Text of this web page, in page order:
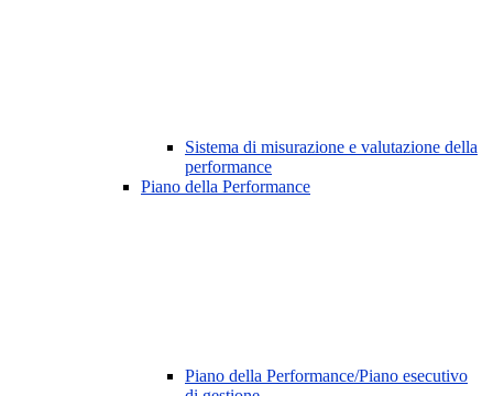
Sistema di misurazione e valutazione della
performance
Piano della Performance
Piano della Performance/Piano esecutivo